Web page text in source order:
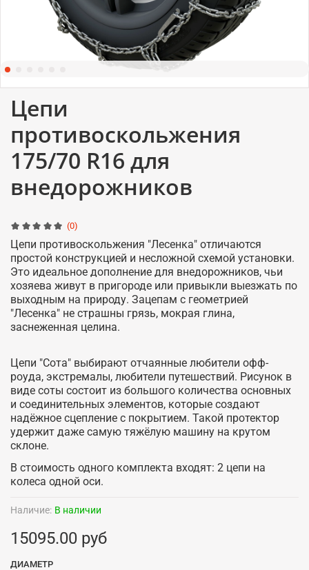
(0)
Наличие: В наличии
Цепи
противоскольжения
175/70 R16 для
внедорожников
15095.00 руб
ДИАМЕТР
Цепи противоскольжения "Лесенка" отличаются
простой конструкцией и несложной схемой установки.
Это идеальное дополнение для внедорожников, чьи
хозяева живут в пригороде или привыкли выезжать по
выходным на природу. Зацепам с геометрией
"Лесенка" не страшны грязь, мокрая глина,
заснеженная целина.
Цепи "Сота" выбирают отчаянные любители офф-
роуда, экстремалы, любители путешествий. Рисунок в
виде соты состоит из большого количества основных
и соединительных элементов, которые создают
надёжное сцепление с покрытием. Такой протектор
удержит даже самую тяжёлую машину на крутом
склоне.
В стоимость одного комплекта входят: 2 цепи на
колеса одной оси.